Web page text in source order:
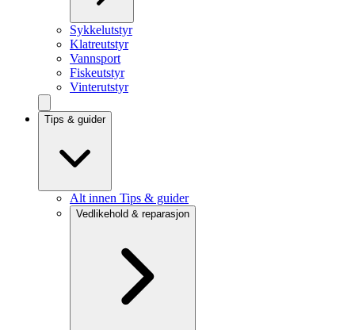
Sykkelutstyr
Klatreutstyr
Vannsport
Fiskeutstyr
Vinterutstyr
Tips & guider
Alt innen Tips & guider
Vedlikehold & reparasjon